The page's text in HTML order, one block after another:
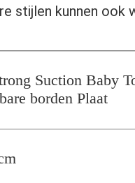
stijlen kunnen ook
Suction Baby
borden Plaat